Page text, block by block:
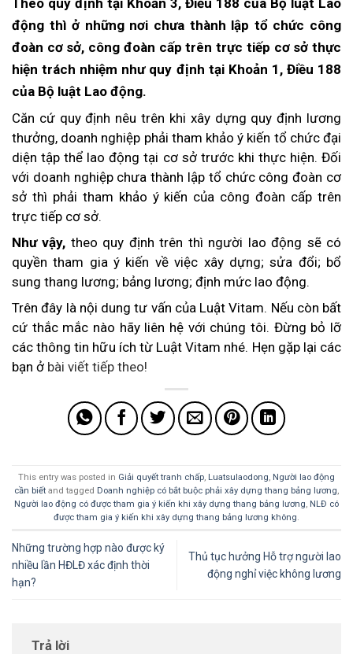
động thì ở những nơi chưa thành lập tổ chức công
đoàn cơ sở, công đoàn cấp trên trực tiếp cơ sở thực
hiện trách nhiệm như quy định tại Khoản 1, Điều 188
của Bộ luật Lao động.
Căn cứ quy định nêu trên khi xây dựng quy định lương
thưởng, doanh nghiệp phải tham khảo ý kiến tổ chức đại
diện tập thể lao động tại cơ sở trước khi thực hiện. Đối
với doanh nghiệp chưa thành lập tổ chức công đoàn cơ
sở thì phải tham khảo ý kiến của công đoàn cấp trên
trực tiếp cơ sở.
Như vậy, theo quy định trên thì người lao động sẽ có
quyền tham gia ý kiến về việc xây dựng; sửa đổi; bổ
sung thang lương; bảng lương; định mức lao động.
Trên đây là nội dung tư vấn của Luật Vitam. Nếu còn bất
cứ thắc mắc nào hãy liên hệ với chúng tôi. Đừng bỏ lỡ
các thông tin hữu ích từ Luật Vitam nhé. Hẹn gặp lại các
bạn ở bài viết tiếp theo!
This entry was posted in Giải quyết tranh chấp Luatsulaodong Người lao động
cần biết and tagged Doanh nghiệp có bắt buộc phải xây dựng thang bảng lương
Người lao động có được tham gia ý kiến khi xây dựng thang bảng lương NLĐ có
được tham gia ý kiến khi xây dựng thang bảng lương không
Những trường hợp nào được ký
nhiều lần HĐLĐ xác định thời
hạn?
Thủ tục hưởng Hỗ trợ người lao
động nghỉ việc không lương
Trả lời